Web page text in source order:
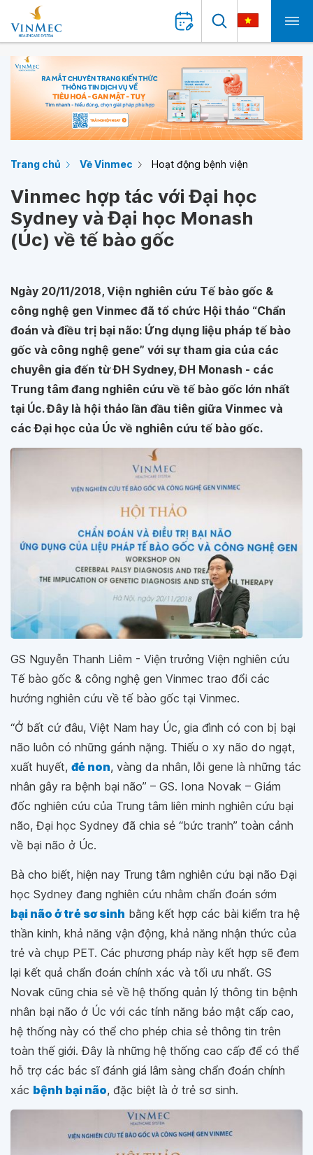
Trang chủ Về Vinmec Hoạt động bệnh viện
Vinmec hợp tác với Đại học
Sydney và Đại học Monash
(Úc) về tế bào gốc
Ngày 20/11/2018, Viện nghiên cứu Tế bào gốc &
công nghệ gen Vinmec đã tổ chức Hội thảo “Chẩn
đoán và điều trị bại não: Ứng dụng liệu pháp tế bào
gốc và công nghệ gene” với sự tham gia của các
chuyên gia đến từ ĐH Sydney, ĐH Monash - các
Trung tâm đang nghiên cứu về tế bào gốc lớn nhất
tại Úc. Đây là hội thảo lần đầu tiên giữa Vinmec và
các Đại học của Úc về nghiên cứu tế bào gốc.
GS Nguyễn Thanh Liêm - Viện trưởng Viện nghiên cứu
Tế bào gốc & công nghệ gen Vinmec trao đổi các
hướng nghiên cứu về tế bào gốc tại Vinmec.
“Ở bất cứ đâu, Việt Nam hay Úc, gia đình có con bị bại
não luôn có những gánh nặng. Thiếu o xy não do ngạt,
xuất huyết, đẻ non, vàng da nhân, lỗi gene là những tác
nhân gây ra bệnh bại não” – GS. Iona Novak – Giám
đốc nghiên cứu của Trung tâm liên minh nghiên cứu bại
não, Đại học Sydney đã chia sẻ “bức tranh” toàn cảnh
về bại não ở Úc.
Bà cho biết, hiện nay Trung tâm nghiên cứu bại não Đại
học Sydney đang nghiên cứu nhằm chẩn đoán sớm
bại não ở trẻ sơ sinh bằng kết hợp các bài kiểm tra hệ
thần kinh, khả năng vận động, khả năng nhận thức của
trẻ và chụp PET. Các phương pháp này kết hợp sẽ đem
lại kết quả chẩn đoán chính xác và tối ưu nhất. GS
Novak cũng chia sẻ về hệ thống quản lý thông tin bệnh
nhân bại não ở Úc với các tính năng bảo mật cấp cao,
hệ thống này có thể cho phép chia sẻ thông tin trên
toàn thế giới. Đây là những hệ thống cao cấp để có thể
hỗ trợ các bác sĩ đánh giá lâm sàng chẩn đoán chính
xác bệnh bại não, đặc biệt là ở trẻ sơ sinh.